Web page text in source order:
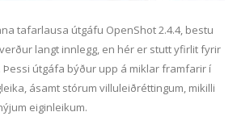
tafarlausa útgáfu OpenShot 2.4.4, bestu
langt innlegg, en hér er stutt yfirlit fyrir
Þessi útgáfa býður upp á miklar framfarir í
ásamt stórum villuleiðréttingum, mikilli
eiginleikum.